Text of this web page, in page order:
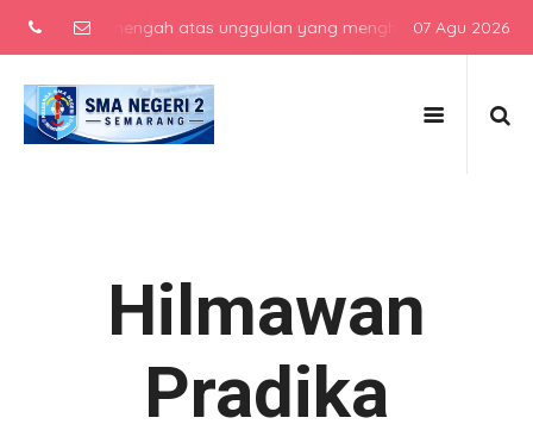
menengah atas unggulan yang menghasilkan lulusan
07 Agu 2026
Hilmawan
Pradika